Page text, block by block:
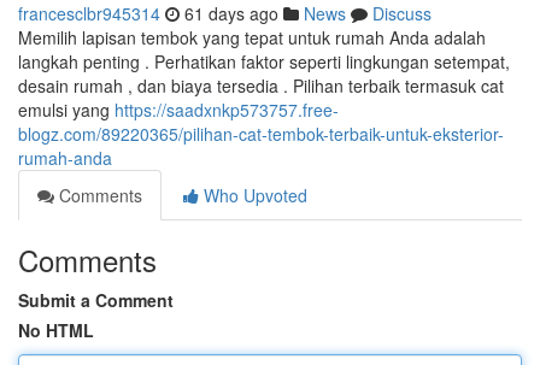
francesclbr945314 61 days ago News
Discuss
Memilih lapisan tembok yang tepat untuk rumah Anda adalah
langkah penting . Perhatikan faktor seperti lingkungan setempat,
desain rumah , dan biaya tersedia . Pilihan terbaik termasuk cat
emulsi yang https://saadxnkp573757.free-
blogz.com/89220365/pilihan-cat-tembok-terbaik-untuk-eksterior-
rumah-anda
Comments
Who Upvoted
Comments
Submit a Comment
No HTML